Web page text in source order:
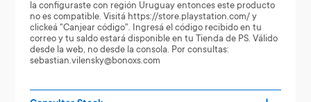
la configuraste con región Uruguay entonces este producto
no es compatible. Visitá https://store.playstation.com/ y
clickeá "Canjear código". Ingresá el código recibido en tu
correo y tu saldo estará disponible en tu Tienda de PS. Válido
desde la web, no desde la consola. Por consultas:
sebastian.vilensky@bonoxs.com